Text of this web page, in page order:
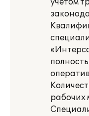
учетом
рабочих